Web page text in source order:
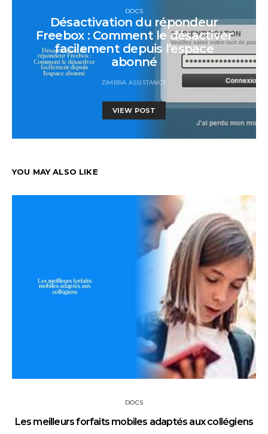
DOCS
Désactivation du répondeur
Freebox : Comment le désactiver
facilement depuis l’espace
abonné
ZIMBRA ASSISTANCE
VIEW POST
YOU MAY ALSO LIKE
DOCS
Les meilleurs forfaits mobiles adaptés aux collégiens